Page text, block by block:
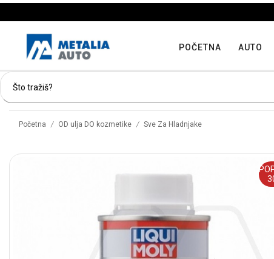
POČETNA AUTO
Početna / OD ulja DO kozmetike / Sve Za Hladnjake